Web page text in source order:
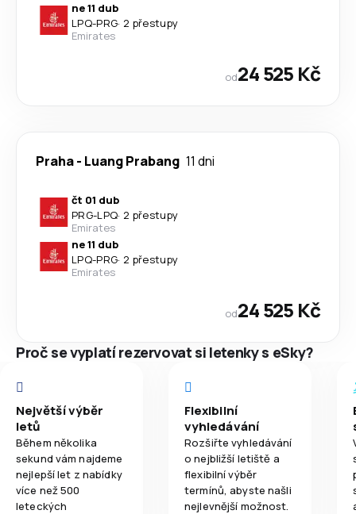
ne 11 dub
LPQ-PRG· 2 přestupy
Emirates
od24 525 Kč
Praha- Luang Prabang 11 dni
čt 01 dub
PRG-LPQ· 2 přestupy
Emirates
ne 11 dub
LPQ-PRG· 2 přestupy
Emirates
od24 525 Kč
Proč se vyplatí rezervovat si letenky s eSky?
Největší výběr
letů
Během několika
sekund vám najdeme
nejlepší let z nabídky
více než 500
leteckých
Flexibilní
vyhledávání
Rozšiřte vyhledávání
o nejbližší letiště a
flexibilní výběr
termínů, abyste našli
nejlevnější možnost.